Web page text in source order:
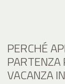
PERCHÉ
VACANZA